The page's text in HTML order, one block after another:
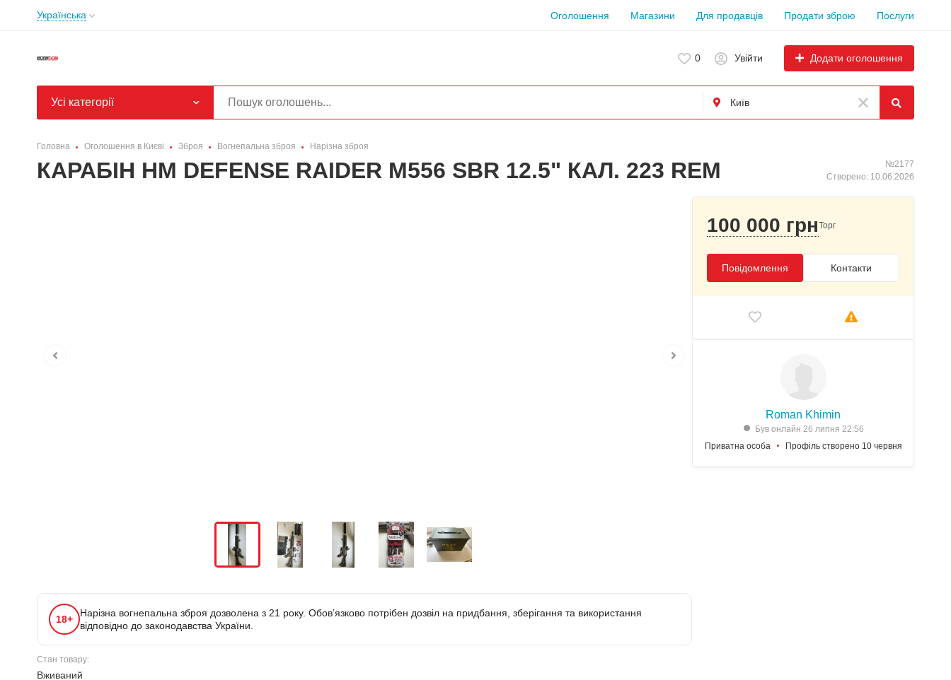
Українська Оголошення Магазини Для продавців Продати зброю Послуги
0 Увійти Додати оголошення
Усі категорії
Головна Оголошення в Києві Зброя Вогнепальна зброя Нарізна зброя
КАРАБІН HM DEFENSE RAIDER M556 SBR 12.5" КАЛ. 223 REM
№2177
Створено: 10.06.2026
18+
Нарізна вогнепальна зброя дозволена з 21 року. Обов’язково потрібен дозвіл на придбання, зберігання та використання
відповідно до законодавства України.
Стан товару:
Вживаний
100 000 грнТорг
Повідомлення Контакти
Roman Khimin
Був онлайн 26 липня 22:56
Приватна особа
Профіль створено 10 червня